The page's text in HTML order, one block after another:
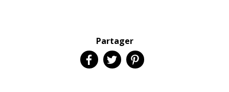
Partager